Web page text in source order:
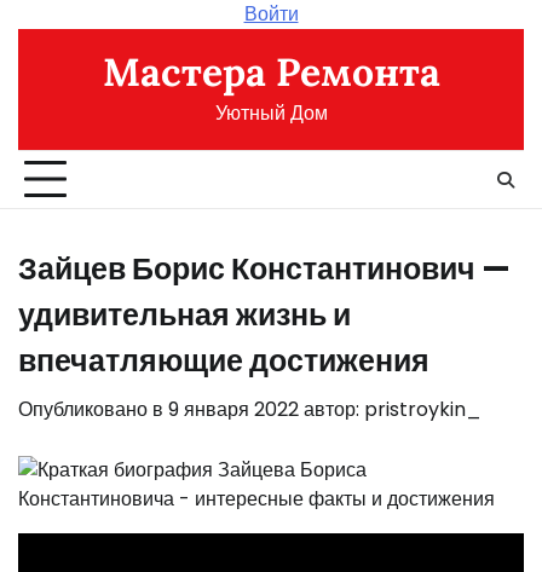
содержимому
Войти
Мастера Ремонта
Уютный Дом
Зайцев Борис Константинович —
удивительная жизнь и
впечатляющие достижения
Опубликовано в 9 января 2022автор: pristroykin_